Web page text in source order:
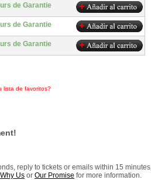
de Garantie
de Garantie
de Garantie
lista de favoritos?
reply to tickets or emails within 15 minutes,
Why Us or Our Promise for more information.